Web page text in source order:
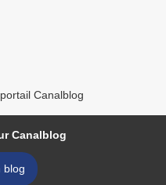
Canalblog
Canalblog
blog